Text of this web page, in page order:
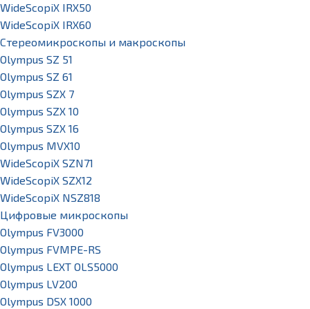
WideScopiX IRX50
WideScopiX IRX60
Стереомикроскопы и макроскопы
Olympus SZ 51
Olympus SZ 61
Olympus SZX 7
Olympus SZX 10
Olympus SZX 16
Olympus MVX10
WideScopiX SZN71
WideScopiX SZX12
WideScopiX NSZ818
Цифровые микроскопы
Olympus FV3000
Olympus FVMPE-RS
Olympus LEXT OLS5000
Olympus LV200
Olympus DSX 1000